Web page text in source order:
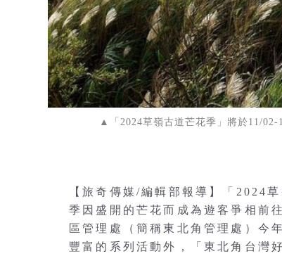
▲「2024草嶺古道芒花季」將於11/
【旅奇傳媒/編輯部報導】「2024
季因盛開的芒花而成為遊客爭相前
區管理處（簡稱東北角管理處）今
豐富的系列活動外，「東北角台灣